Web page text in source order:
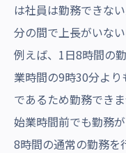
は社員は勤務できな
分の間で上長がいな
例えば、1日8時間の
業時間の9時30分よ
であるため勤務でき
始業時間前でも勤務
8時間の通常の勤務を